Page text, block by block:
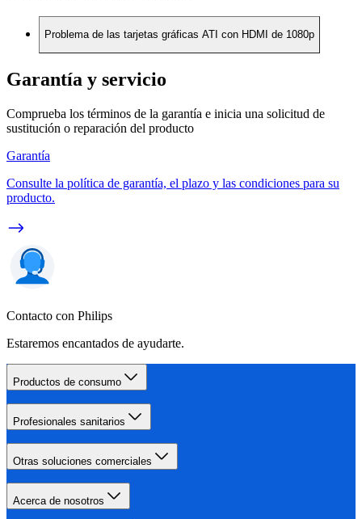
Problema de las tarjetas gráficas ATI con HDMI de 1080p
Garantía y servicio
Comprueba los términos de la garantía e inicia una solicitud de
sustitución o reparación del producto
Garantía
Consulte la política de garantía, el plazo y las condiciones para su
producto.
Contacto con Philips
Estaremos encantados de ayudarte.
Productos de consumo
Profesionales sanitarios
Otras soluciones comerciales
Acerca de nosotros